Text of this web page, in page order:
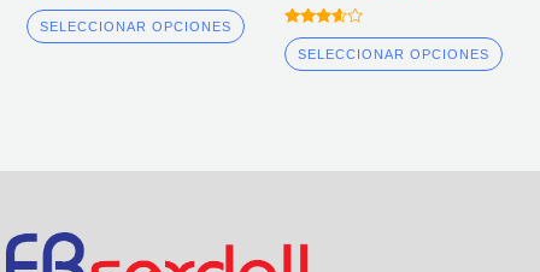
Calificado
4.50
fuera de 5
SELECCIONAR OPCIONES
producto
Calificado
3.50
fuera de
SELECCIONAR OPCIONES